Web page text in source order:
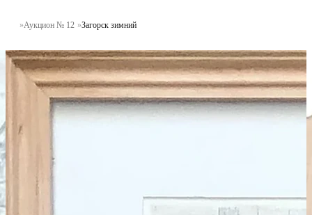
Аукцион № 12 Загорск зимний